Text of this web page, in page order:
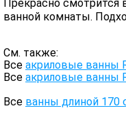
Прекрасно смотрится
ванной комнаты.
См. также:
Все акриловые ванны
Все акриловые ванны
Все ванны длиной 170